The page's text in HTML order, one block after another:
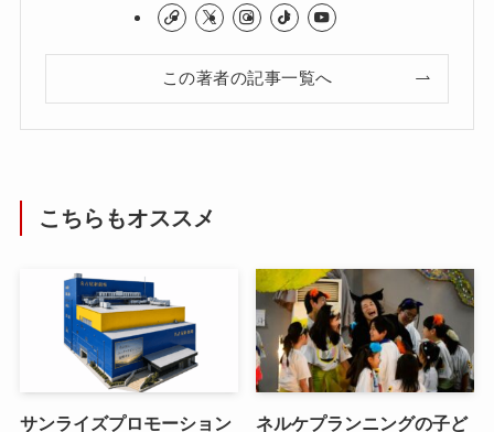
この著者の記事一覧へ
こちらもオススメ
サンライズプロモーション ネルケプランニングの子ど